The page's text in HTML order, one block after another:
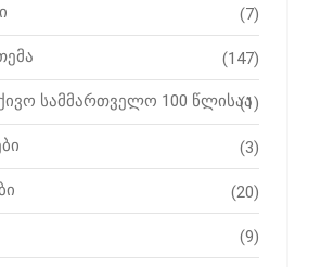
(7)
(147)
სამმართველო 100 წლისაა
(1)
(3)
(20)
(9)